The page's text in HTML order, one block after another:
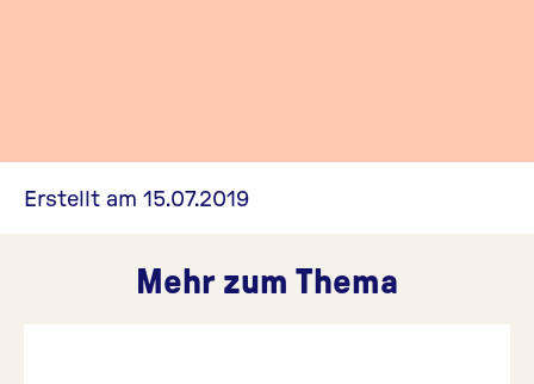
Erstellt am 15.07.2019
Mehr zum Thema